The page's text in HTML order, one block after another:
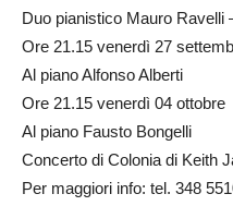
Duo pianistico Mauro Ravelli
Ore 21.15 venerdì 27
Al piano Alfonso Alberti
Ore 21.15 venerdì 04 ottobre
Al piano Fausto Bongelli
Concerto di Colonia di Keith
Per maggiori info: tel. 348